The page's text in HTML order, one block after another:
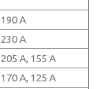
190 А
230 А
205 А, 155 А
170 А, 125 А